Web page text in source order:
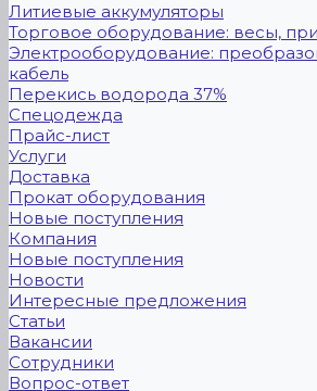
Литиевые аккумуляторы
Торговое оборудование: весы,
Электрооборудование:
кабель
Перекись водорода 37%
Спецодежда
Прайс-лист
Услуги
Доставка
Прокат оборудования
Новые поступления
Компания
Новые поступления
Новости
Интересные предложения
Статьи
Вакансии
Сотрудники
Вопрос-ответ